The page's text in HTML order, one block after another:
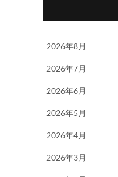
2026年8月
2026年7月
2026年6月
2026年5月
2026年4月
2026年3月